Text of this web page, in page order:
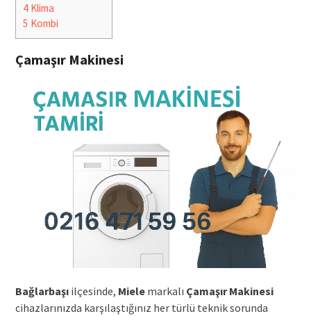
4Klima
5 Kombi
Çamaşır Makinesi
Bağlarbaşıilçesinde, Mielemarkalı Çamaşır Makinesi
cihazlarınızda karşılaştığınız her türlü teknik sorunda